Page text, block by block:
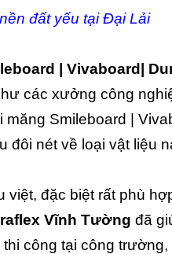
đất yếu tại Đại Lải
| Vivaboard|
các xưởng công
Smileboard |
đôi nét về loại vật liệu
việt, đặc biệt rất phù
Vĩnh Tường đã
công tại công trường,